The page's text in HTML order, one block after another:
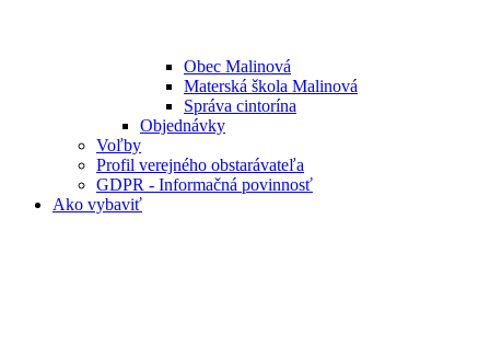
Obec Malinová
Materská škola Malinová
Správa cintorína
Objednávky
Voľby
Profil verejného obstarávateľa
GDPR - Informačná povinnosť
Ako vybaviť